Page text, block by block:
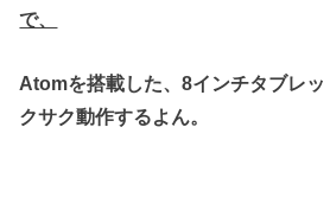
で、
Atomを搭載した、8インチタブレ
クサク動作するよん。